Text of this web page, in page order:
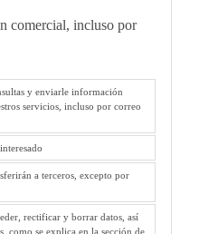
comercial, incluso por
y enviarle información
servicios, incluso por correo
a terceros, excepto por
rectificar y borrar datos, así
como se explica en la sección de